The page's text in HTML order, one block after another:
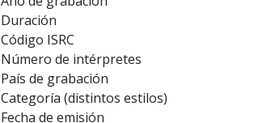
Duración
Código ISRC
Número de intérpretes
País de grabación
Categoría (distintos estilos)
Fecha de emisión